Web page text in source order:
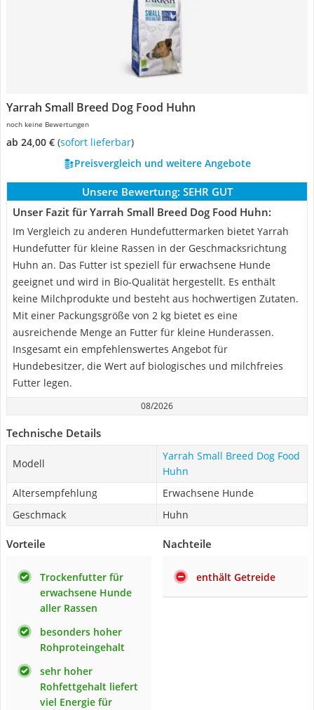
Yarrah Small Breed Dog Food Huhn
noch keine Bewertungen
ab 24,00 € ( Sofort lieferbar)
Preisvergleich und weitere Angebote
Unsere Bewertung: SEHR GUT
Unser Fazit für Yarrah Small Breed Dog Food Huhn:
Im Vergleich zu anderen Hundefuttermarken bietet Yarrah
Hundefutter für kleine Rassen in der Geschmacksrichtung
Huhn an. Das Futter ist speziell für erwachsene Hunde
geeignet und wird in Bio-Qualität hergestellt. Es enthält
keine Milchprodukte und besteht aus hochwertigen Zutaten.
Mit einer Packungsgröße von 2 kg bietet es eine
ausreichende Menge an Futter für kleine Hunderassen.
Insgesamt ein empfehlenswertes Angebot für
Hundebesitzer, die Wert auf biologisches und milchfreies
Futter legen.
08/2026
Technische Details
Modell
Yarrah Small Breed Dog Food
Huhn
Altersempfehlung
Erwachsene Hunde
Geschmack
Huhn
Vorteile
Trockenfutter für
erwachsene Hunde
aller Rassen
besonders hoher
Rohproteingehalt
sehr hoher
Rohfettgehalt liefert
viel Energie für
Nachteile
enthält Getreide